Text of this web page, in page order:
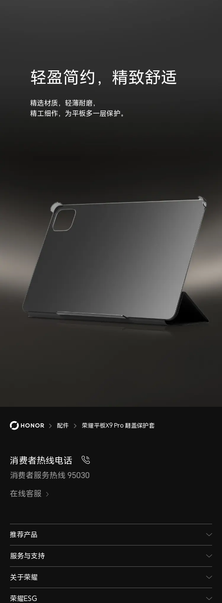
轻盈简约，精致舒适
精选材质，轻薄耐磨，
精工细作，为平板多一层保护。
配件 荣耀平板X9 Pro 翻盖保护套
消费者热线电话
消费者服务热线 95030
在线客服
推荐产品
服务与支持
关于荣耀
荣耀ESG